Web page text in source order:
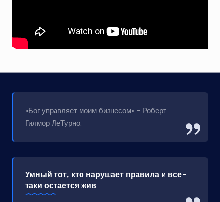
«Бог управляет моим бизнесом» - Роберт
Гилмор ЛеТурно.
Умный тот, кто нарушает правила и все-
таки остается жив